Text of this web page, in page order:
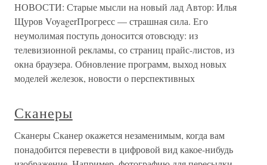
НОВОСТИ: Старые мысли на новый лад Автор: Илья
Щуров VoyagerПрогресс — страшная сила. Его
неумолимая поступь доносится отовсюду: из
телевизионной рекламы, со страниц прайс-листов, из
окна браузера. Обновление программ, выход новых
моделей железок, новости о перспективных
Сканеры
Сканеры Сканер окажется незаменимым, когда вам
понадобится перевести в цифровой вид какое-нибудь